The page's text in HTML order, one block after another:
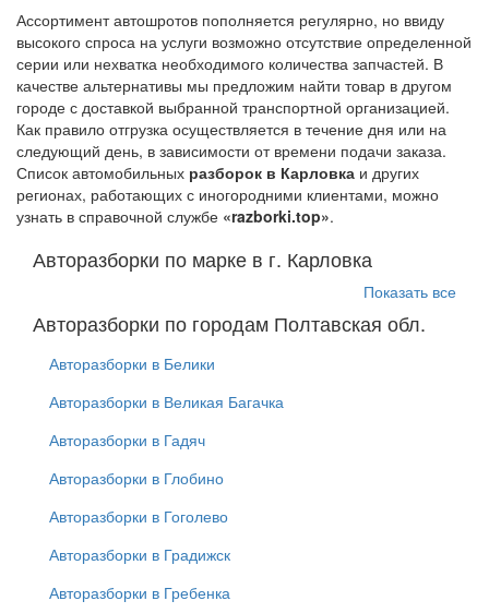
Ассортимент автошротов пополняется регулярно, но ввиду
высокого спроса на услуги возможно отсутствие определенной
серии или нехватка необходимого количества запчастей. В
качестве альтернативы мы предложим найти товар в другом
городе с доставкой выбранной транспортной организацией.
Как правило отгрузка осуществляется в течение дня или на
следующий день, в зависимости от времени подачи заказа.
Список автомобильных разборок в Карловка и других
регионах, работающих с иногородними клиентами, можно
узнать в справочной службе «razborki.top».
Авторазборки по марке в г. Карловка
Показать все
Авторазборки по городам Полтавская обл.
Авторазборки в Белики
Авторазборки в Великая Багачка
Авторазборки в Гадяч
Авторазборки в Глобино
Авторазборки в Гоголево
Авторазборки в Градижск
Авторазборки в Гребенка